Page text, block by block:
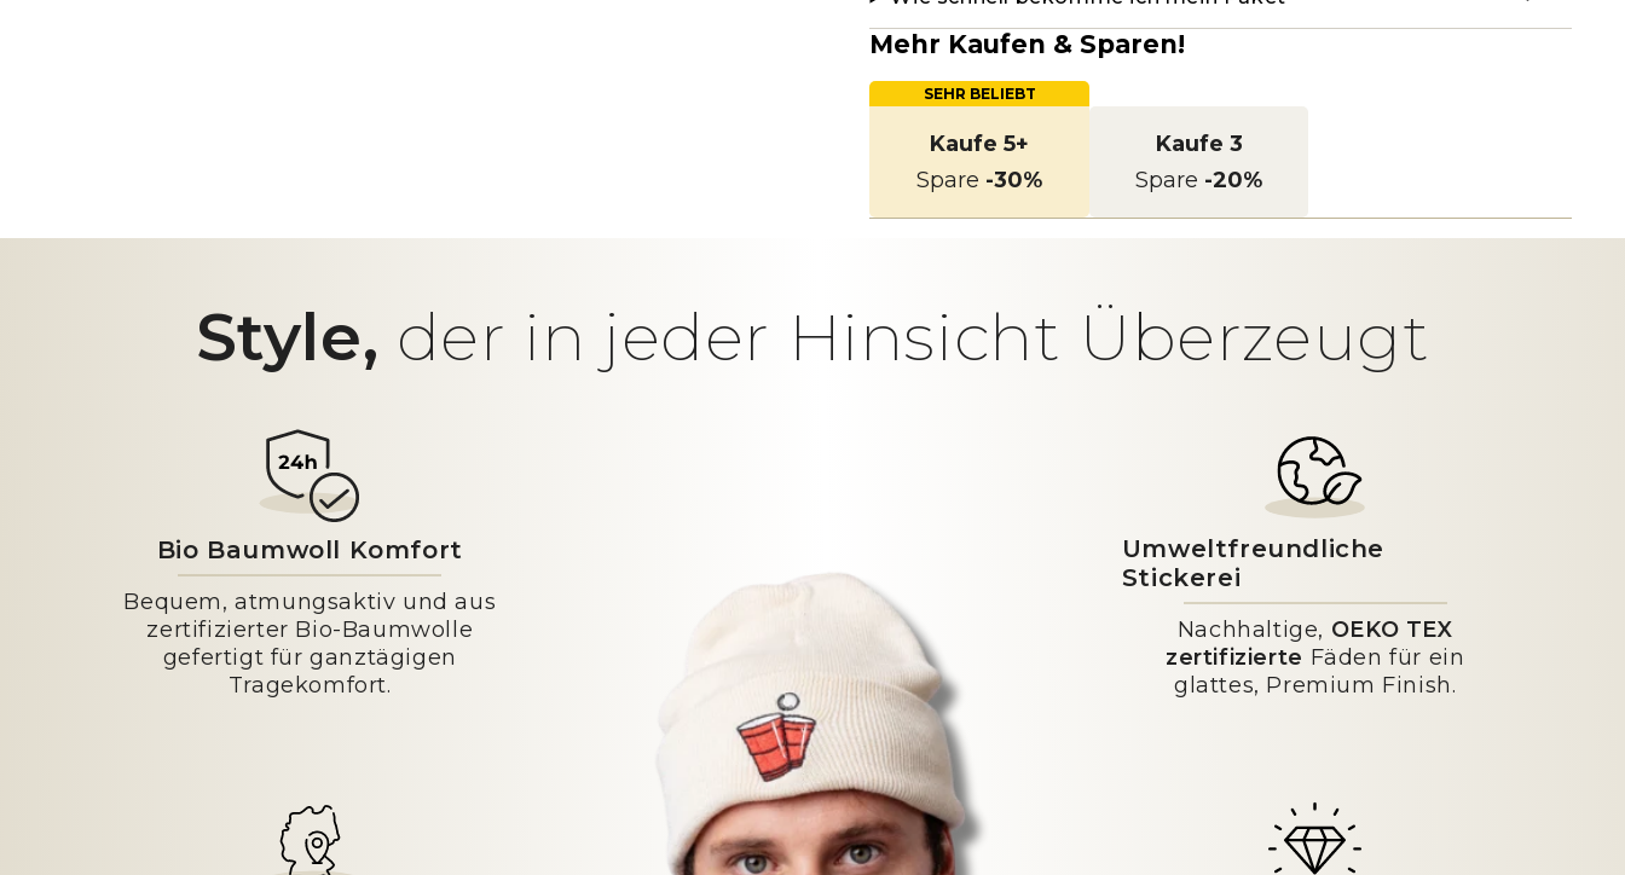
Mehr Kaufen & Sparen!
SEHR BELIEBT
Kaufe 5+
Spare -30%
Kaufe 3
Spare -20%
Style, der in jeder Hinsicht Überzeugt
Bio Baumwoll Komfort
Bequem, atmungsaktiv und aus
zertifizierter Bio-Baumwolle
gefertigt für ganztägigen
Tragekomfort.
Umweltfreundliche
Stickerei
Nachhaltige, OEKO TEX
zertifizierte Fäden für ein
glattes, Premium Finish.